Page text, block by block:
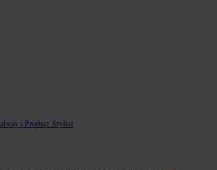
| Product Stylist